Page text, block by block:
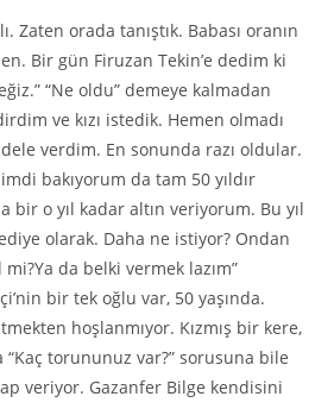
Zaten orada tanıştık. Babası oranın
Bir gün Firuzan Tekin’e dedim ki
“Ne oldu” demeye kalmadan
ve kızı istedik. Hemen olmadı
verdim. En sonunda razı oldular.
bakıyorum da tam 50 yıldır
bir o yıl kadar altın veriyorum. Bu yıl
olarak. Daha ne istiyor? Ondan
da belki vermek lazım”
bir tek oğlu var, 50 yaşında.
hoşlanmıyor. Kızmış bir kere,
“Kaç torununuz var?” sorusuna bile
veriyor. Gazanfer Bilge kendisini